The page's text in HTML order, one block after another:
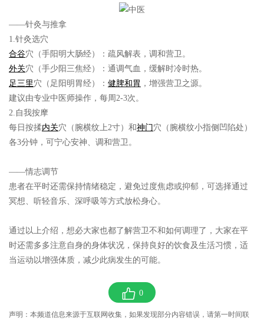
——针灸与推拿
1.针灸选穴
合谷穴（手阳明大肠经）：疏风解表，调和营卫。
外关穴（手少阳三焦经）：通调气血，缓解时冷时热。
足三里 穴（足阳明胃经）： 健脾和胃 ，增强营卫之源。
建议由专业中医师操作，每周2-3次。
2.自我按摩
每日按揉内关穴（腕横纹上2寸）和神门 穴（腕横纹小指侧凹陷处）
各3分钟，可宁心安神、调和营卫。
——情志调节
患者在平时还需保持情绪稳定，避免过度焦虑或抑郁，可选择通过
冥想、听轻音乐、深呼吸等方式放松身心。
通过以上介绍，想必大家也都了解营卫不和如何调理了，大家在平
时还需多多注意自身的身体状况，保持良好的饮食及生活习惯，适
当运动以增强体质，减少此病发生的可能。
0
声明：本频道信息来源于互联网收集，如果发现部分内容错误，请第一时间联